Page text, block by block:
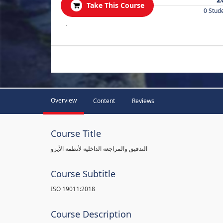
Take This Course
0
.
Overview Content Reviews
Course Title
التدقيق والمراجعة الداخلية لأنظمة الأيزو
Course Subtitle
ISO 19011:2018
Course Description